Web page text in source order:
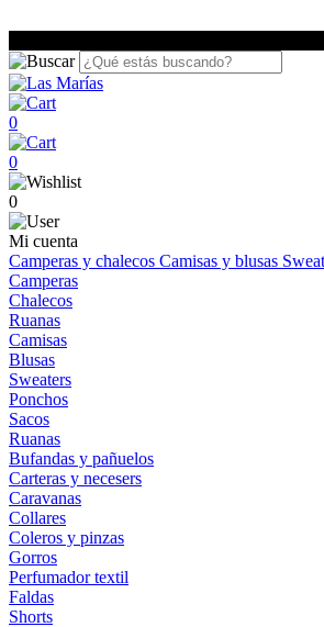
0
0
0
Mi cuenta
Camperas y chalecos Camisas y blusas
Camperas
Chalecos
Ruanas
Camisas
Blusas
Sweaters
Ponchos
Sacos
Ruanas
Bufandas y pañuelos
Carteras y necesers
Caravanas
Collares
Coleros y pinzas
Gorros
Perfumador textil
Faldas
Shorts